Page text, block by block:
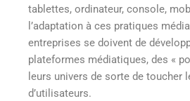
tablettes, ordinateur, console,
l’adaptation à ces pratiques
entreprises se doivent de
plateformes médiatiques, des «
leurs univers de sorte de toucher
d’utilisateurs.